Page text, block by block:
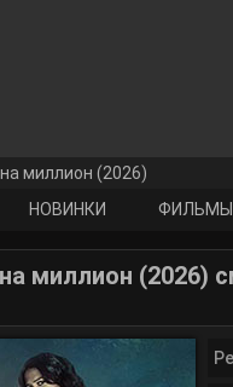
миллион (2026)
НОВИНКИ
ФИЛЬМЫ
миллион (2026)